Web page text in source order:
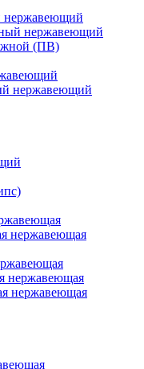
нержавеющий
нержавеющий
(ПВ)
нержавеющий
нержавеющая
нержавеющая
нержавеющая